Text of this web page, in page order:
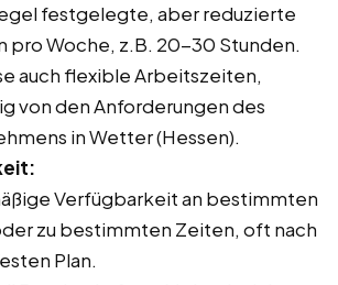
festgelegte, aber reduzierte
pro Woche, z.B. 20-30 Stunden.
auch flexible Arbeitszeiten,
von den Anforderungen des
in Wetter (Hessen).
Verfügbarkeit an bestimmten
zu bestimmten Zeiten, oft nach
Plan.